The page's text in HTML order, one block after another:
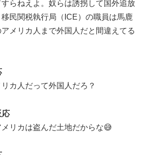
らねえよ。奴らは誘拐して国外追放
民関税執行局（ICE）の職員は馬鹿
メリカ人まで外国人だと間違えてる
カ人だって外国人だろ？
応
リカは盗んだ土地だからな😅